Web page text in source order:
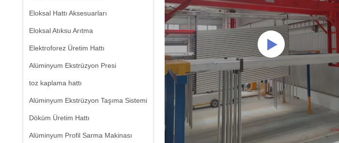
Eloksal Hattı Aksesuarları
Eloksal Atıksu Arıtma
Elektroforez Üretim Hattı
Alüminyum Ekstrüzyon Presi
toz kaplama hattı
Alüminyum Ekstrüzyon Taşıma Sistemi
Döküm Üretim Hattı
Alüminyum Profil Sarma Makinası